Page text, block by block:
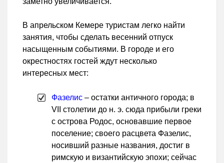
В апрельском Кемере туристам легко найти
занятия, чтобы сделать весенний отпуск
насыщенным событиями. В городе и его
окрестностях гостей ждут несколько
интересных мест:
Фазелис – остатки античного города; в
VII столетии до н. э. сюда прибыли греки
с острова Родос, основавшие первое
поселение; своего расцвета Фазелис,
носивший разные названия, достиг в
римскую и византийскую эпохи; сейчас